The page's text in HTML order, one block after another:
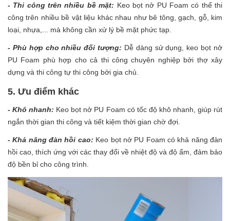
- Thi công trên nhiều bề mặt: Keo bọt nở PU Foam có thể thi
công trên nhiều bề vật liệu khác nhau như bê tông, gạch, gỗ, kim
loại, nhựa,... mà không cần xử lý bề mặt phức tạp.
- Phù hợp cho nhiều đối tượng: Dễ dàng sử dụng, keo bọt nở
PU Foam phù hợp cho cả thi công chuyên nghiệp bởi thợ xây
dựng và thi công tự thi công bởi gia chủ.
5. Ưu điểm khác
- Khô nhanh: Keo bọt nở PU Foam có tốc độ khô nhanh, giúp rút
ngắn thời gian thi công và tiết kiệm thời gian chờ đợi.
- Khả năng đàn hồi cao: Keo bọt nở PU Foam có khả năng đàn
hồi cao, thích ứng với các thay đổi về nhiệt độ và độ ẩm, đảm bảo
độ bền bỉ cho công trình.